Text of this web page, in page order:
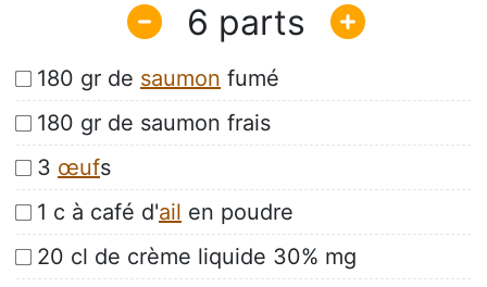
6
180 gr de saumon fumé
180 gr de saumon frais
3 œufs
1 c à café d'ail en poudre
20 cl de crème liquide 30% mg